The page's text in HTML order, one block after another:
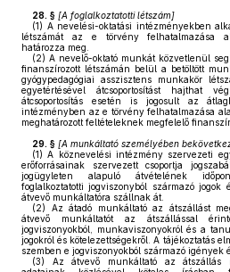
28. § [A foglalkoztatotti létszám]
(1) A nevelési-oktatási intézményekben
létszámát az e törvény felhatalmazása
határozza meg.
(2) A nevelő-oktató munkát közvetlenül
finanszírozott létszámán belül a betöltött
gyógypedagógiai asszisztens munkakör
egyetértésével átcsoportosítást hajthat
átcsoportosítás esetén is jogosult az
intézményben az e törvény felhatalmazása
meghatározott feltételeknek megfelelő
29. § [A munkáltató személyében
(1) A köznevelési intézmény szervezeti
erőforrásainak szervezett csoportja
jogügyleten alapuló átvételének
foglalkoztatotti jogviszonyból származó jogok
átvevő munkáltatóra szállnak át.
(2) Az átadó munkáltató az átszállást
átvevő munkáltatót az átszállással
jogviszonyokból, munkaviszonyokról és a
jogokról és kötelezettségekről. A tájékoztatás
szemben e jogviszonyokból származó igények
(3) Az átvevő munkáltató az átszállás